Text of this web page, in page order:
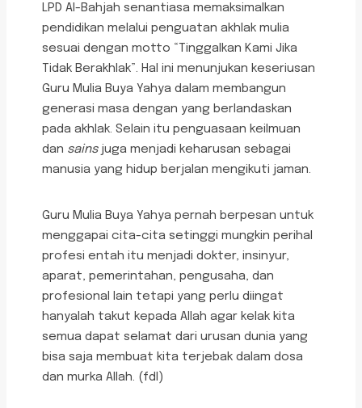
LPD Al-Bahjah senantiasa memaksimalkan
pendidikan melalui penguatan akhlak mulia
sesuai dengan motto “Tinggalkan Kami Jika
Tidak Berakhlak”. Hal ini menunjukan keseriusan
Guru Mulia Buya Yahya dalam membangun
generasi masa dengan yang berlandaskan
pada akhlak. Selain itu penguasaan keilmuan
dan sainsjuga menjadi keharusan sebagai
manusia yang hidup berjalan mengikuti jaman.
Guru Mulia Buya Yahya pernah berpesan untuk
menggapai cita-cita setinggi mungkin perihal
profesi entah itu menjadi dokter, insinyur,
aparat, pemerintahan, pengusaha, dan
profesional
lain tetapi yang perlu diingat
hanyalah takut kepada Allah agar kelak kita
semua dapat selamat dari urusan dunia yang
bisa saja membuat kita terjebak dalam dosa
dan murka Allah. (fdl)